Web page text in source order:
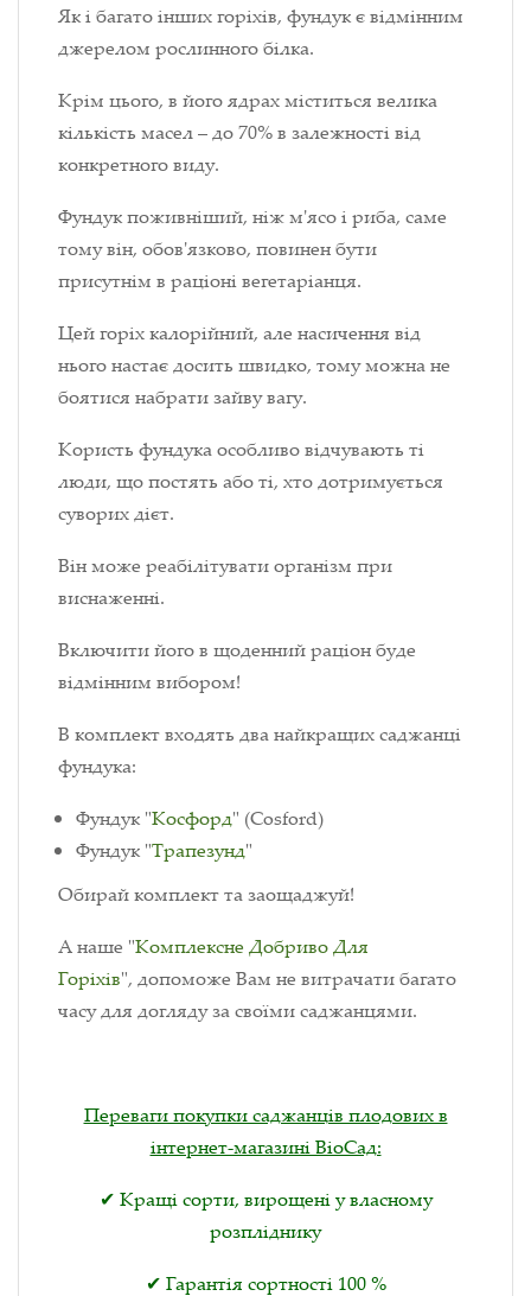
Як і багато інших горіхів, фундук є відмінним
джерелом рослинного білка.
Крім цього, в його ядрах міститься велика
кількість масел – до 70% в залежності від
конкретного виду.
Фундук поживніший, ніж м'ясо і риба, саме
тому він, обов'язково, повинен бути
присутнім в раціоні вегетаріанця.
Цей горіх калорійний, але насичення від
нього настає досить швидко, тому можна не
боятися набрати зайву вагу.
Користь фундука особливо відчувають ті
люди, що постять або ті, хто дотримується
суворих дієт.
Він може реабілітувати організм при
виснаженні.
Включити його в щоденний раціон буде
відмінним вибором!
В комплект входять два найкращих саджанці
фундука:
Фундук "Косфорд" (Сosford)
Фундук "Трапезунд"
Обирай комплект та заощаджуй!
А наше "Комплексне Добриво Для
Горіхів", допоможе Вам не витрачати багато
часу для догляду за своїми саджанцями.
Переваги покупки саджанців плодових в
інтернет-магазині ВіоСад:
✔ Кращі сорти, вирощені у власному
розпліднику
✔ Гарантія сортності 100 %